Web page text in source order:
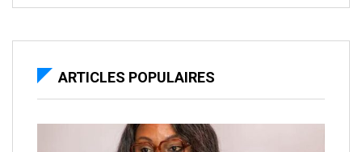
ARTICLES POPULAIRES